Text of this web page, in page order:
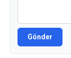
Gönder